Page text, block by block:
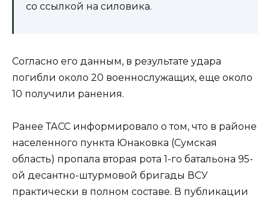
со ссылкой на силовика.
Согласно его данным, в результате удара
погибли около 20 военнослужащих, еще около
10 получили ранения.
Ранее ТАСС информировало о том, что в районе
населенного пункта Юнаковка (Сумская
область) пропала вторая рота 1-го батальона 95-
ой десантно-штурмовой бригады ВСУ
практически в полном составе. В публикации